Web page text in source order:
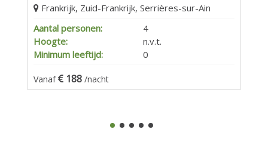
Frankrijk, Zuid-Frankrijk, Serrières-sur-Ain
Aantal personen:
4
Hoogte:
n.v.t.
Minimum leeftijd:
0
Vanaf 188 /nacht